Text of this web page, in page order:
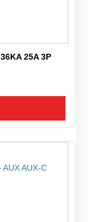
25A 3P